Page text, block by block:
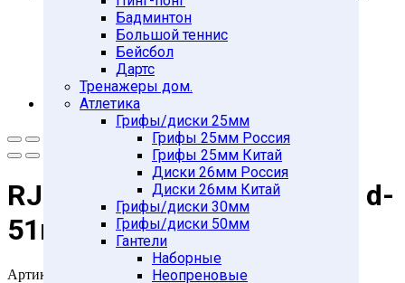
Бадминтон
Большой теннис
Бейсбол
Дартс
Тренажеры дом.
Атлетика
Грифы/диски 25мм
Грифы 25мм Россия
Грифы 25мм Китай
Диски 26мм Россия
Диски 26мм Китай
Грифы/диски 30мм
Грифы/диски 50мм
Гантели
Наборные
Неопреновые
RJ1050 Диск обр. черный d-
51mm 5кг с мет. втулкой
Артикул: